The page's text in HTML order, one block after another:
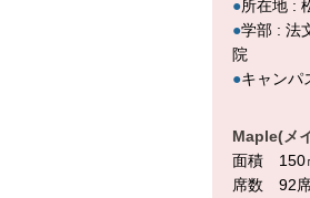
●所在地 :
●学部 : 法
院
●キャンパ
Maple(メ
面積 150
席数 92